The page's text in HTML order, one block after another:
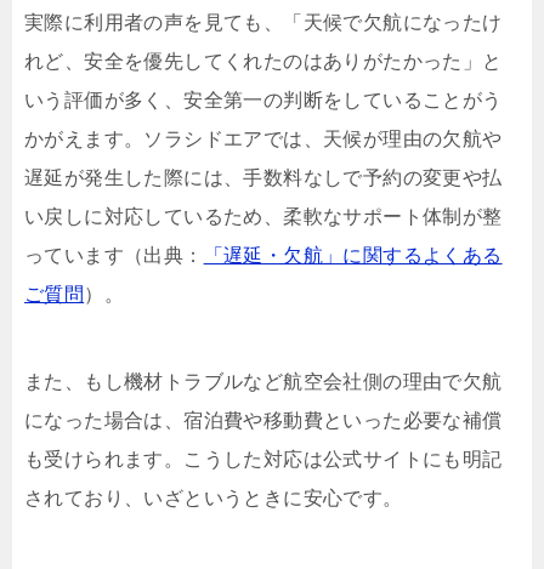
実際に利用者の声を見ても、「天候で欠航になったけ
れど、安全を優先してくれたのはありがたかった」と
いう評価が多く、安全第一の判断をしていることがう
かがえます。ソラシドエアでは、天候が理由の欠航や
遅延が発生した際には、手数料なしで予約の変更や払
い戻しに対応しているため、柔軟なサポート体制が整
っています（出典：
「遅延・欠航」に関するよくある
ご質問 ）。
また、もし機材トラブルなど航空会社側の理由で欠航
になった場合は、宿泊費や移動費といった必要な補償
も受けられます。こうした対応は公式サイトにも明記
されており、いざというときに安心です。